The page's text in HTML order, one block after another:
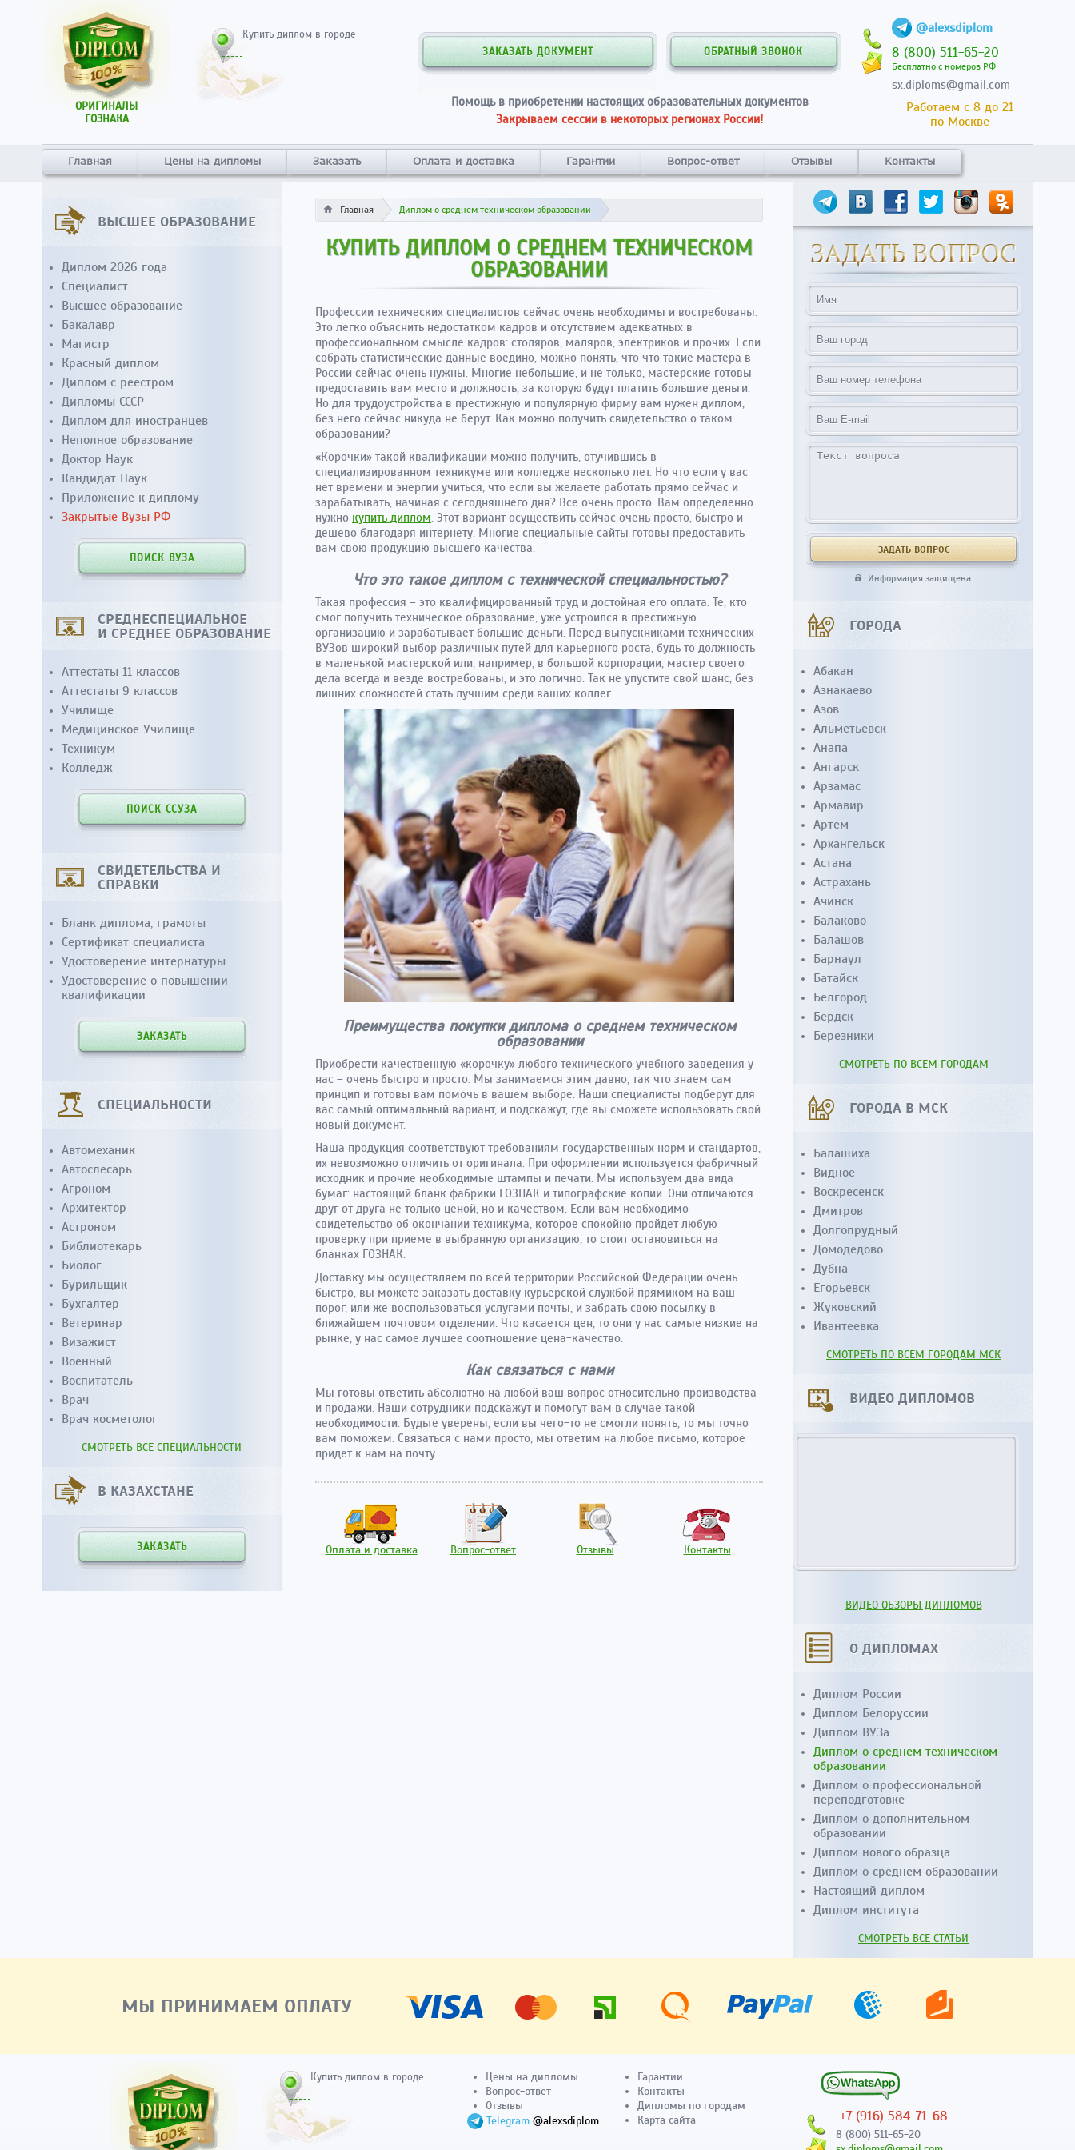
ОРИГИНАЛЫ
ГОЗНАКА
Купить диплом в городе @alexsdiplom
8 (800) 511-65-20
Бесплатно с номеров РФ
sx.diploms@gmail.com
Работаем с 8 до 21
по Москве
ЗАКАЗАТЬ ДОКУМЕНТ ОБРАТНЫЙ ЗВОНОК
Помощь в приобретении настоящих образовательных документов
Закрываем сессии в некоторых регионах России!
Главная Цены на дипломы Заказать Оплата и доставка Гарантии Вопрос-ответ Отзывы Контакты
Главная Диплом о среднем техническом образовании
КУПИТЬ ДИПЛОМ О СРЕДНЕМ ТЕХНИЧЕСКОМ
ОБРАЗОВАНИИ
Профессии технических специалистов сейчас очень необходимы и востребованы.
Это легко объяснить недостатком кадров и отсутствием адекватных в
профессиональном смысле кадров: столяров, маляров, электриков и прочих. Если
собрать статистические данные воедино, можно понять, что что такие мастера в
России сейчас очень нужны. Многие небольшие, и не только, мастерские готовы
предоставить вам место и должность, за которую будут платить большие деньги.
Но для трудоустройства в престижную и популярную фирму вам нужен диплом,
без него сейчас никуда не берут. Как можно получить свидетельство о таком
образовании?
«Корочки» такой квалификации можно получить, отучившись в
специализированном техникуме или колледже несколько лет. Но что если у вас
нет времени и энергии учиться, что если вы желаете работать прямо сейчас и
зарабатывать, начиная с сегодняшнего дня? Все очень просто. Вам определенно
нужно купить диплом. Этот вариант осуществить сейчас очень просто, быстро и
дешево благодаря интернету. Многие специальные сайты готовы предоставить
вам свою продукцию высшего качества.
Что это такое диплом с технической специальностью?
Такая профессия – это квалифицированный труд и достойная его оплата. Те, кто
смог получить техническое образование, уже устроился в престижную
организацию и зарабатывает большие деньги. Перед выпускниками технических
ВУЗов широкий выбор различных путей для карьерного роста, будь то должность
в маленькой мастерской или, например, в большой корпорации, мастер своего
дела всегда и везде востребованы, и это логично. Так не упустите свой шанс, без
лишних сложностей стать лучшим среди ваших коллег.
Преимущества покупки диплома о среднем техническом
образовании
Приобрести качественную «корочку» любого технического учебного заведения у
нас – очень быстро и просто. Мы занимаемся этим давно, так что знаем сам
принцип и готовы вам помочь в вашем выборе. Наши специалисты подберут для
вас самый оптимальный вариант, и подскажут, где вы сможете использовать свой
новый документ.
Наша продукция соответствуют требованиям государственных норм и стандартов,
их невозможно отличить от оригинала. При оформлении используется фабричный
исходник и прочие необходимые штампы и печати. Мы используем два вида
бумаг: настоящий бланк фабрики ГОЗНАК и типографские копии. Они отличаются
друг от друга не только ценой, но и качеством. Если вам необходимо
свидетельство об окончании техникума, которое спокойно пройдет любую
проверку при приеме в выбранную организацию, то стоит остановиться на
бланках ГОЗНАК.
Доставку мы осуществляем по всей территории Российской Федерации очень
быстро, вы можете заказать доставку курьерской службой прямиком на ваш
порог, или же воспользоваться услугами почты, и забрать свою посылку в
ближайшем почтовом отделении. Что касается цен, то они у нас самые низкие на
рынке, у нас самое лучшее соотношение цена-качество.
Как связаться с нами
Мы готовы ответить абсолютно на любой ваш вопрос относительно производства
и продажи. Наши сотрудники подскажут и помогут вам в случае такой
необходимости. Будьте уверены, если вы чего-то не смогли понять, то мы точно
вам поможем. Связаться с нами просто, мы ответим на любое письмо, которое
придет к нам на почту.
Оплата и доставка Вопрос-ответ Отзывы Контакты
ВЫСШЕЕ ОБРАЗОВАНИЕ
Диплом 2026 года
Специалист
Высшее образование
Бакалавр
Магистр
Красный диплом
Диплом с реестром
Дипломы СССР
Диплом для иностранцев
Неполное образование
Доктор Наук
Кандидат Наук
Приложение к диплому
Закрытые Вузы РФ
ПОИСК ВУЗА
СРЕДНЕСПЕЦИАЛЬНОЕ
И СРЕДНЕЕ ОБРАЗОВАНИЕ
Аттестаты 11 классов
Аттестаты 9 классов
Училище
Медицинское Училище
Техникум
Колледж
ПОИСК ССУЗА
СВИДЕТЕЛЬСТВА И
СПРАВКИ
Бланк диплома, грамоты
Сертификат специалиста
Удостоверение интернатуры
Удостоверение о повышении
квалификации
ЗАКАЗАТЬ
СПЕЦИАЛЬНОСТИ
Автомеханик
Автослесарь
Агроном
Архитектор
Астроном
Библиотекарь
Биолог
Бурильщик
Бухгалтер
Ветеринар
Визажист
Военный
Воспитатель
Врач
Врач косметолог
СМОТРЕТЬ ВСЕ СПЕЦИАЛЬНОСТИ
В КАЗАХСТАНЕ
ЗАКАЗАТЬ
Информация защищена
ГОРОДА
Абакан
Азнакаево
Азов
Альметьевск
Анапа
Ангарск
Арзамас
Армавир
Артем
Архангельск
Астана
Астрахань
Ачинск
Балаково
Балашов
Барнаул
Батайск
Белгород
Бердск
Березники
СМОТРЕТЬ ПО ВСЕМ ГОРОДАМ
ГОРОДА В МСК
Балашиха
Видное
Воскресенск
Дмитров
Долгопрудный
Домодедово
Дубна
Егорьевск
Жуковский
Ивантеевка
СМОТРЕТЬ ПО ВСЕМ ГОРОДАМ МСК
ВИДЕО ДИПЛОМОВ
ВИДЕО ОБЗОРЫ ДИПЛОМОВ
О ДИПЛОМАХ
Диплом России
Диплом Белоруссии
Диплом ВУЗа
Диплом о среднем техническом
образовании
Диплом о профессиональной
переподготовке
Диплом о дополнительном
образовании
Диплом нового образца
Диплом о среднем образовании
Настоящий диплом
Диплом института
СМОТРЕТЬ ВСЕ СТАТЬИ
МЫ ПРИНИМАЕМ ОПЛАТУ
Купить диплом в городе
Цены на дипломы
Вопрос-ответ
Отзывы
Telegram @alexsdiplom
Гарантии
Контакты
Дипломы по городам
Карта сайта
+7 (916) 584-71-68
8 (800) 511-65-20
sx.diploms@gmail.com